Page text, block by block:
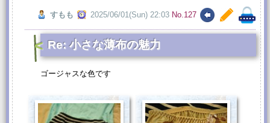
すもも 2025/06/01(Sun) 22:03 No.127
Re: 小さな薄布の魅力
ゴージャスな色です